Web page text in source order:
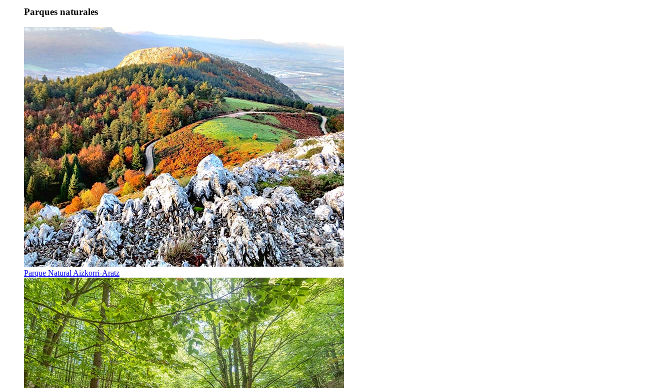
Parques naturales
Parque Natural Aizkorri-Aratz